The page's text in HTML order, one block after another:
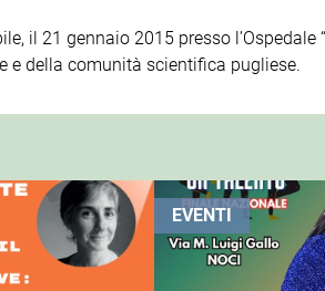
il 21 gennaio 2015 presso l’Ospedale
e della comunità scientifica pugliese.
EVENTI